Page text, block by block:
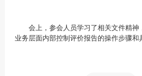
会上，参会人员学习了相关文件精神
业务层面内部控制评价报告的操作步骤和